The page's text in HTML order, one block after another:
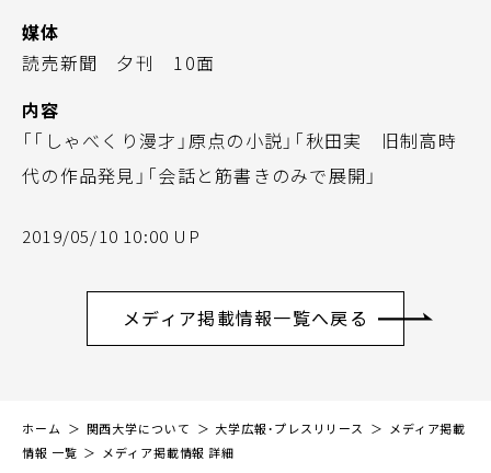
媒体
読売新聞 夕刊 10面
内容
「「しゃべくり漫才」原点の小説」「秋田実 旧制高時
代の作品発見」「会話と筋書きのみで展開」
2019/05/10 10:00 UP
メディア掲載情報一覧へ戻る
ホーム 関西大学について 大学広報・プレスリリース
メディア掲載
情報 一覧
メディア掲載情報 詳細